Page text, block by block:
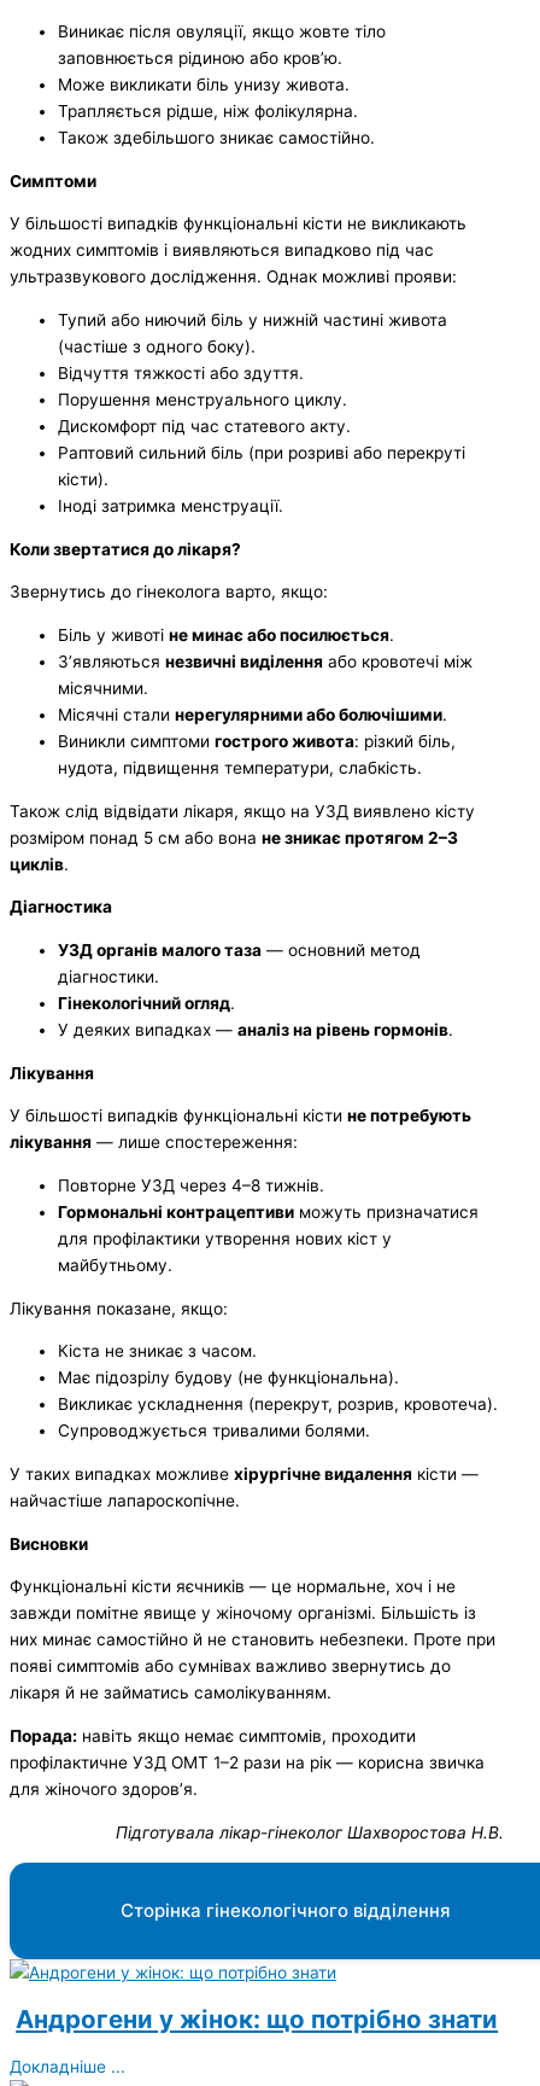
Виникає після овуляції, якщо жовте тіло
заповнюється рідиною або кров’ю.
Може викликати біль унизу живота.
Трапляється рідше, ніж фолікулярна.
Також здебільшого зникає самостійно.
Симптоми
У більшості випадків функціональні кісти не викликають
жодних симптомів і виявляються випадково під час
ультразвукового дослідження. Однак можливі прояви:
Тупий або ниючий біль у нижній частині живота
(частіше з одного боку).
Відчуття тяжкості або здуття.
Порушення менструального циклу.
Дискомфорт під час статевого акту.
Раптовий сильний біль (при розриві або перекруті
кісти).
Іноді затримка менструації.
Коли звертатися до лікаря?
Звернутись до гінеколога варто, якщо:
Біль у животі не минає або посилюється.
З’являються незвичні виділення або кровотечі між
місячними.
Місячні стали нерегулярними або болючішими.
Виникли симптоми гострого живота: різкий біль,
нудота, підвищення температури, слабкість.
Також слід відвідати лікаря, якщо на УЗД виявлено кісту
розміром понад 5 см або вона не зникає протягом 2–3
циклів.
Діагностика
УЗД органів малого таза — основний метод
діагностики.
Гінекологічний огляд.
У деяких випадках — аналіз на рівень гормонів.
Лікування
У більшості випадків функціональні кісти не потребують
лікування — лише спостереження:
Повторне УЗД через 4–8 тижнів.
Гормональні контрацептиви можуть призначатися
для профілактики утворення нових кіст у
майбутньому.
Лікування показане, якщо:
Кіста не зникає з часом.
Має підозрілу будову (не функціональна).
Викликає ускладнення (перекрут, розрив, кровотеча).
Супроводжується тривалими болями.
У таких випадках можливе хірургічне видалення кісти —
найчастіше лапароскопічне.
Висновки
Функціональні кісти яєчників — це нормальне, хоч і не
завжди помітне явище у жіночому організмі. Більшість із
них минає самостійно й не становить небезпеки. Проте при
появі симптомів або сумнівах важливо звернутись до
лікаря й не займатись самолікуванням.
Порада: навіть якщо немає симптомів, проходити
профілактичне УЗД ОМТ 1–2 рази на рік — корисна звичка
для жіночого здоров’я.
Підготувала лікар-гінеколог Шахворостова Н.В.
Сторінка гінекологічного відділення
Андрогени у жінок: що потрібно знати
Докладніше ...